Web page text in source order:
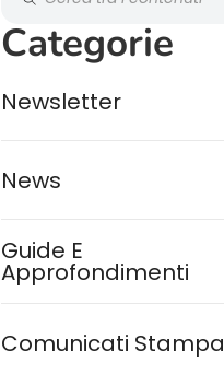
Categorie
Newsletter
News
Guide E
Approfondimenti
Comunicati Stampa